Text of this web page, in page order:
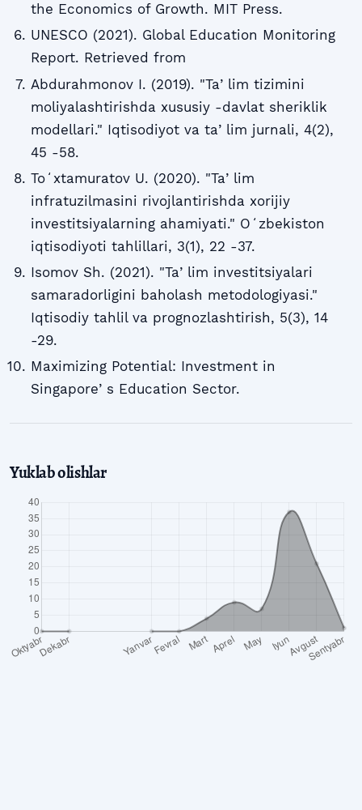
the Economics of Growth. MIT Press.
UNESCO (2021). Global Education Monitoring
Report. Retrieved from
Abdurahmonov I. (2019). "Taʼlim tizimini
moliyalashtirishda xususiy -davlat sheriklik
modellari." Iqtisodiyot va taʼlim jurnali, 4(2),
45 -58.
Toʻxtamuratov U. (2020). "Taʼlim
infratuzilmasini rivojlantirishda xorijiy
investitsiyalarning ahamiyati." Oʻzbekiston
iqtisodiyoti tahlillari, 3(1), 22 -37.
Isomov Sh. (2021). "Taʼlim investitsiyalari
samaradorligini baholash metodologiyasi."
Iqtisodiy tahlil va prognozlashtirish, 5(3), 14
-29.
Maximizing Potential: Investment in
Singaporeʼs Education Sector.
Yuklab olishlar